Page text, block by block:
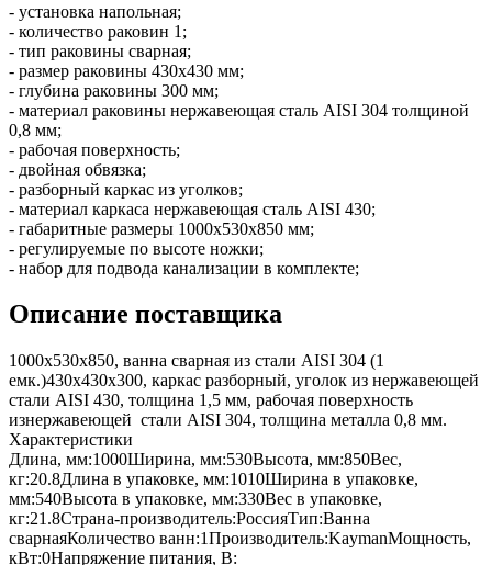
- установка напольная;
- количество раковин 1;
- тип раковины сварная;
- размер раковины 430х430 мм;
- глубина раковины 300 мм;
- материал раковины нержавеющая сталь AISI 304 толщиной
0,8 мм;
- рабочая поверхность;
- двойная обвязка;
- разборный каркас из уголков;
- материал каркаса нержавеющая сталь AISI 430;
- габаритные размеры 1000х530х850 мм;
- регулируемые по высоте ножки;
- набор для подвода канализации в комплекте;
Описание поставщика
1000х530х850, ванна сварная из стали AISI 304 (1
емк.)430х430х300, каркас разборный, уголок из нержавеющей
стали AISI 430, толщина 1,5 мм, рабочая поверхность
изнержавеющей стали AISI 304, толщина металла 0,8 мм.
Характеристики
Длина, мм:1000Ширина, мм:530Высота, мм:850Вес,
кг:20.8Длина в упаковке, мм:1010Ширина в упаковке,
мм:540Высота в упаковке, мм:330Вес в упаковке,
кг:21.8Страна-производитель:РоссияТип:Ванна
сварнаяКоличество ванн:1Производитель:KaymanМощность,
кВт:0Напряжение питания, В: